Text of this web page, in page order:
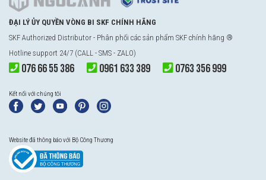
ĐẠI LÝ ỦY QUYỀN VÒNG BI SKF CHÍNH HÃNG
SKF Authorized Distributor - Phân phối các sản phẩm SKF chính hãng ®
Hotline support 24/7 (CALL - SMS - ZALO)
076 66 55 386 0961 633 389 0763 356 999
Kết nối với chúng tôi
Website đã thông báo với Bộ Công Thương